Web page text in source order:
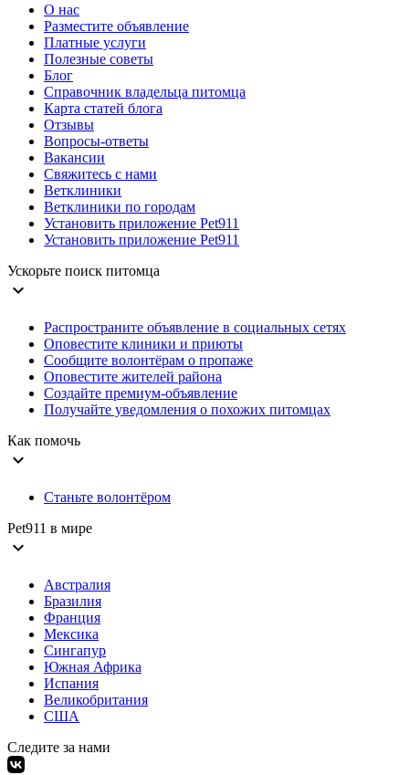
О нас
Разместите объявление
Платные услуги
Полезные советы
Блог
Справочник владельца питомца
Карта статей блога
Отзывы
Вопросы-ответы
Вакансии
Свяжитесь с нами
Ветклиники
Ветклиники по городам
Установить приложение Pet911
Установить приложение Pet911
Ускорьте поиск питомца
expand_more
Распространите объявление в социальных сетях
Оповестите клиники и приюты
Сообщите волонтёрам о пропаже
Оповестите жителей района
Создайте премиум-объявление
Получайте уведомления о похожих питомцах
Как помочь
expand_more
Станьте волонтёром
Pet911 в мире
expand_more
Австралия
Бразилия
Франция
Мексика
Сингапур
Южная Африка
Испания
Великобритания
США
Следите за нами